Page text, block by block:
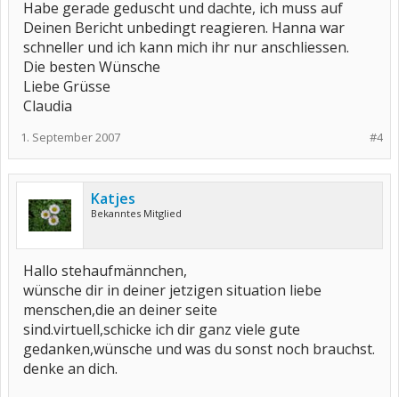
Habe gerade geduscht und dachte, ich muss auf
Deinen Bericht unbedingt reagieren. Hanna war
schneller und ich kann mich ihr nur anschliessen.
Die besten Wünsche
Liebe Grüsse
Claudia
#4
1. September 2007
Katjes
Bekanntes Mitglied
Hallo stehaufmännchen,
wünsche dir in deiner jetzigen situation liebe
menschen,die an deiner seite
sind.virtuell,schicke ich dir ganz viele gute
gedanken,wünsche und was du sonst noch brauchst.
denke an dich.